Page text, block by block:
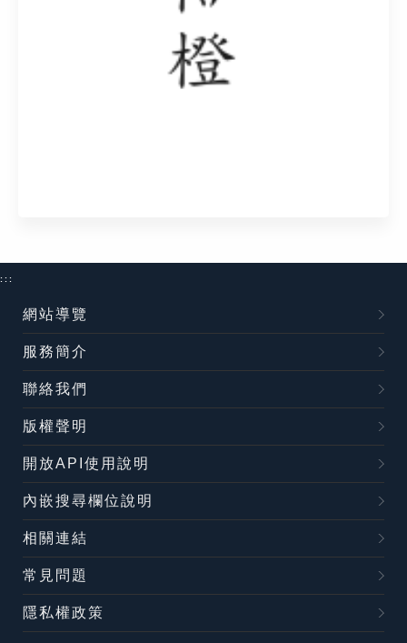
:::
網站導覽
服務簡介
聯絡我們
版權聲明
開放API使用說明
內嵌搜尋欄位說明
相關連結
常見問題
隱私權政策